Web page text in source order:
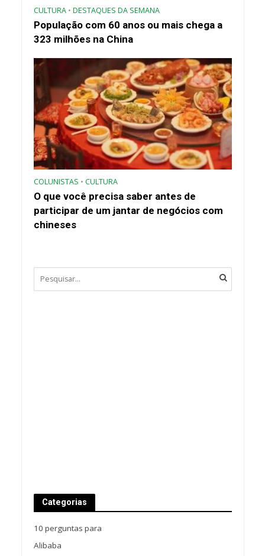
CULTURA • DESTAQUES DA SEMANA
População com 60 anos ou mais chega a
323 milhões na China
COLUNISTAS • CULTURA
O que você precisa saber antes de
participar de um jantar de negócios com
chineses
Categorias
10 perguntas para
Alibaba